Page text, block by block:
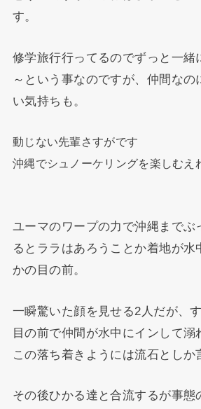
す。
修学旅行行ってるのでずっと一緒
～という事なのですが、仲間なの
い気持ちも。
動じない先輩さすがです
沖縄でシュノーケリングを楽しむえ
ユーマのワープの力で沖縄までぶ
るとララはあろうことか着地が水
かの目の前。
一瞬驚いた顔を見せる2人だが、
目の前で仲間が水中にインして溺
この落ち着きようには流石としか
その後ひかる達と合流するが事態